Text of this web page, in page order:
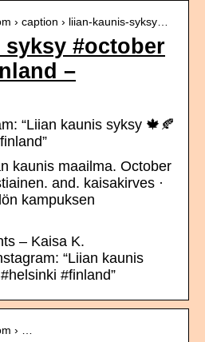
› caption › liian-kaunis-syksy…
#october
–
“Liian kaunis syksy 🍁🍂
kaunis maailma. October
and. kaisakirves ·
kampuksen
– Kaisa K.
“Liian kaunis
#finland”
› …